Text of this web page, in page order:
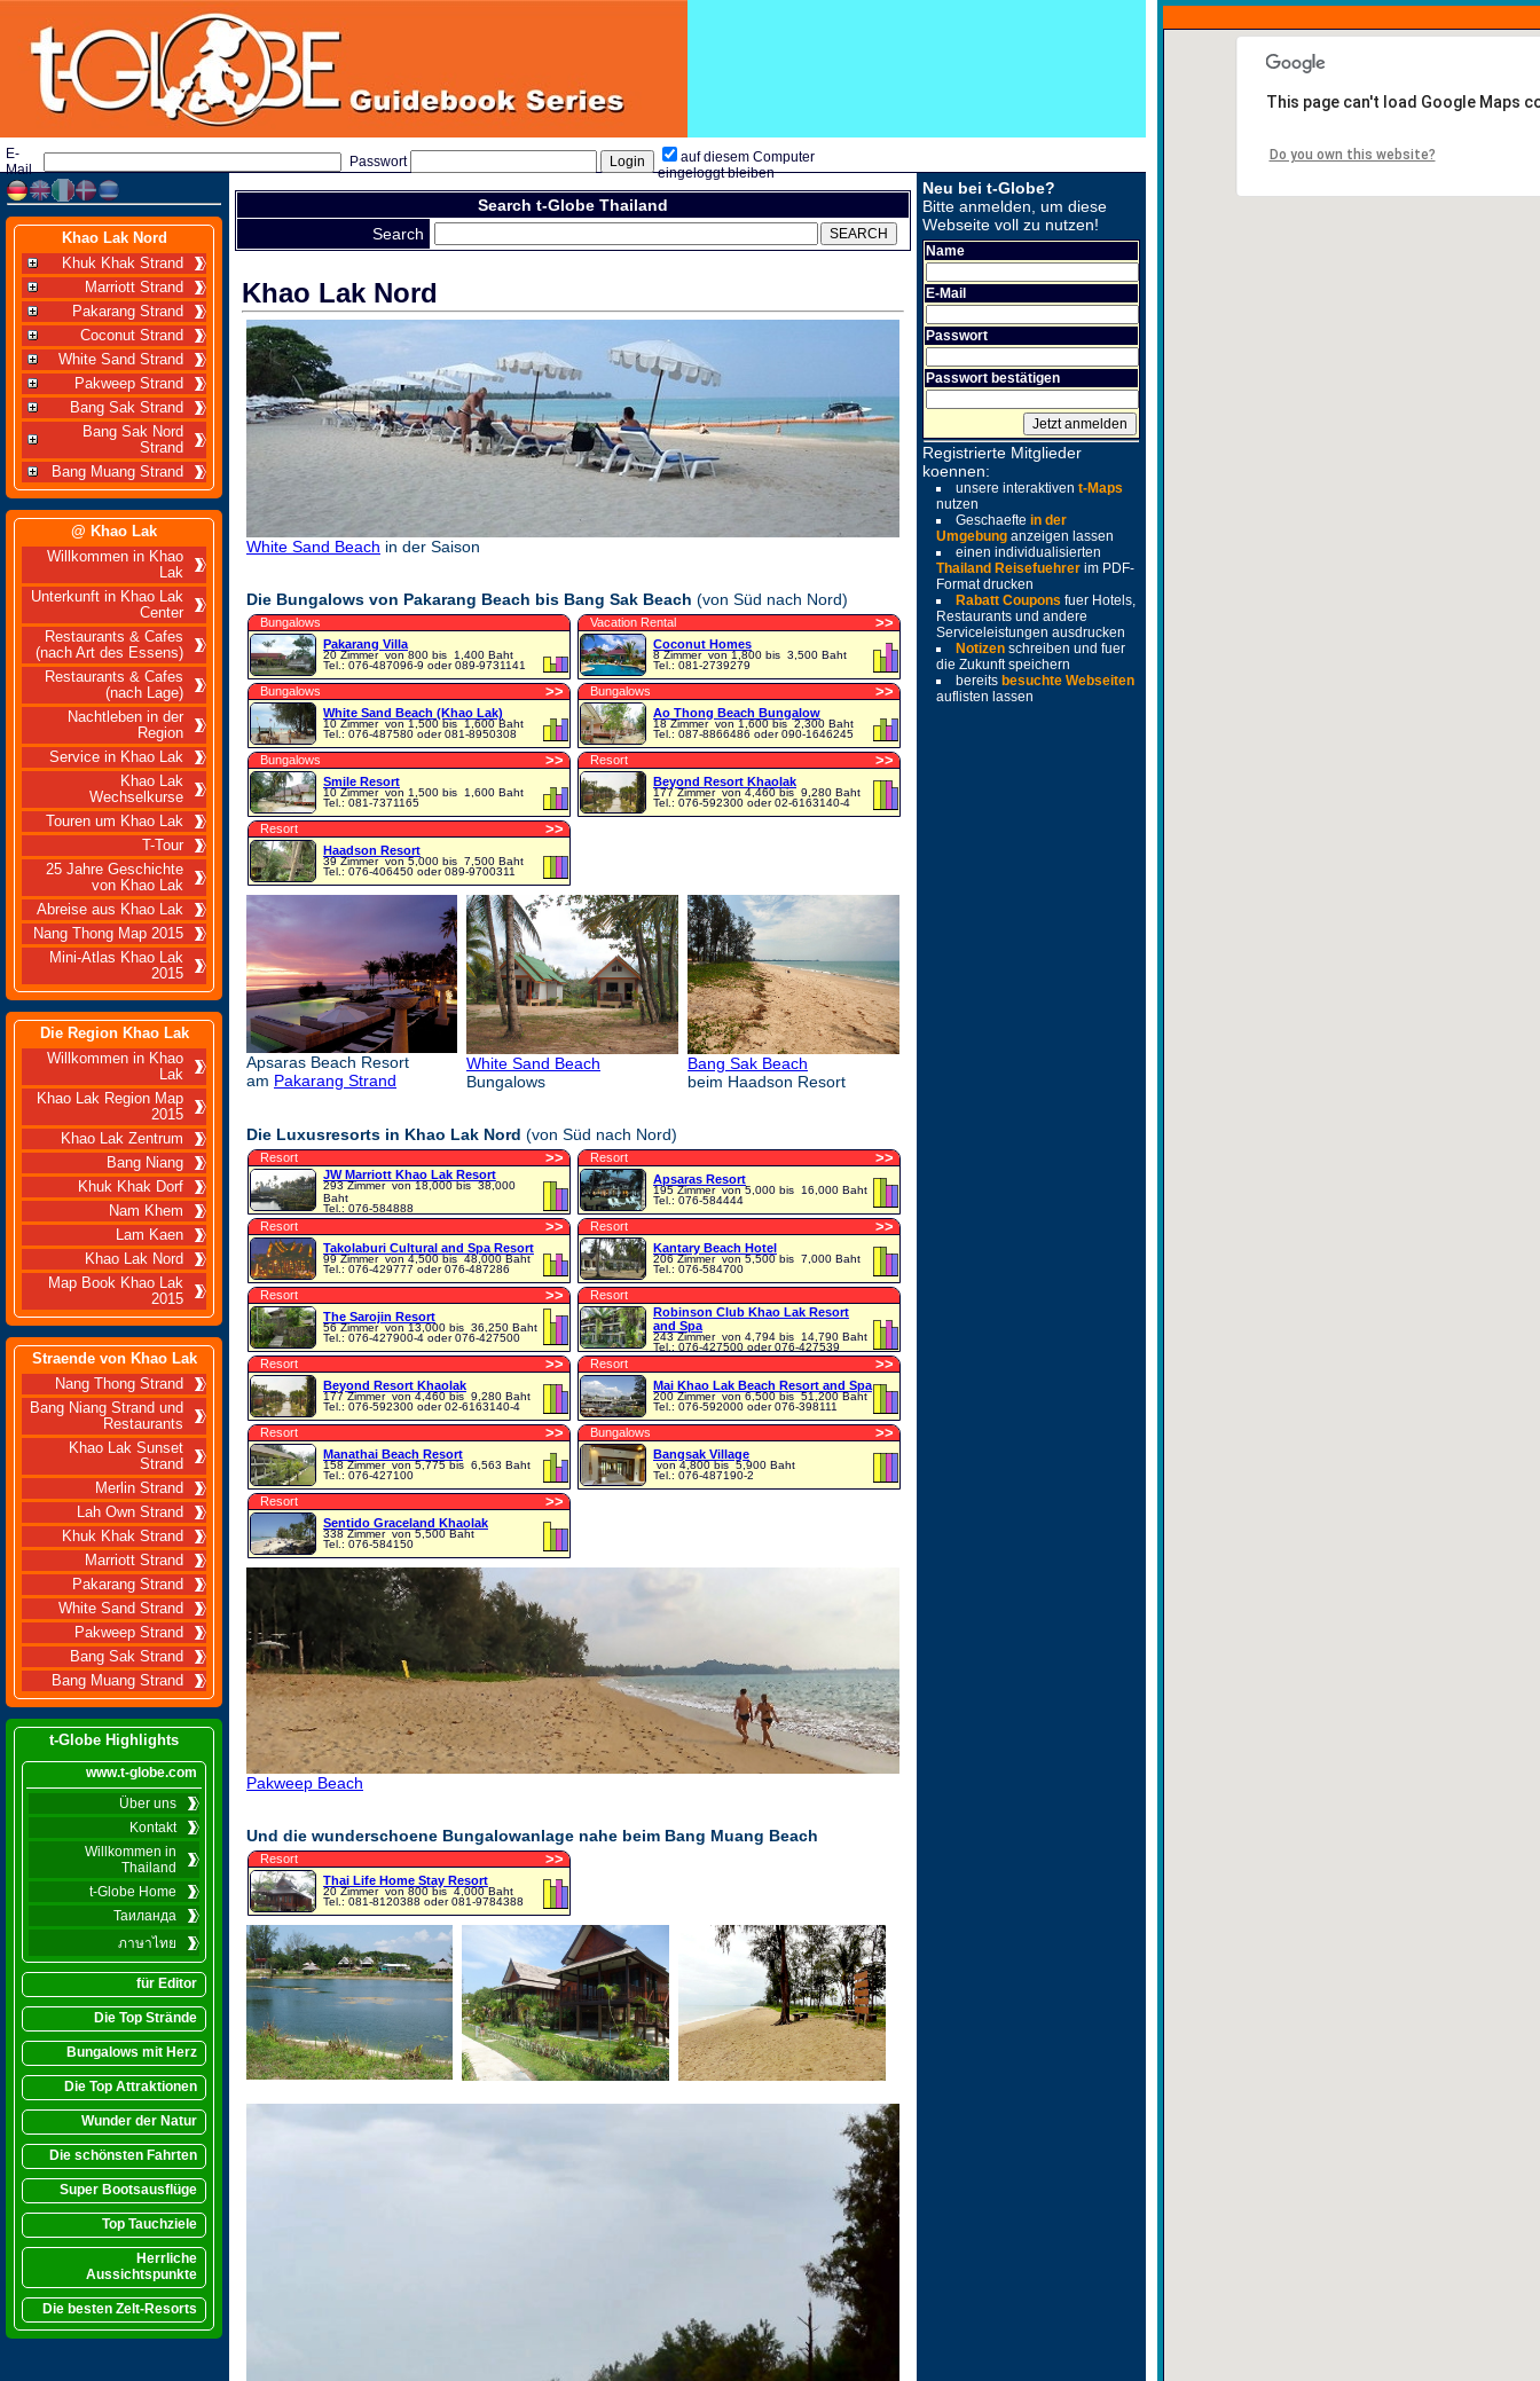
E-
Mail
Passwort
auf diesem Computer
eingeloggt bleiben
Khao Lak Nord
Khuk Khak Strand
Marriott Strand
Pakarang Strand
Coconut Strand
White Sand Strand
Pakweep Strand
Bang Sak Strand
Bang Sak Nord
Strand
Bang Muang Strand
@ Khao Lak
Willkommen in Khao
Lak
Unterkunft in Khao Lak
Center
Restaurants & Cafes
(nach Art des Essens)
Restaurants & Cafes
(nach Lage)
Nachtleben in der
Region
Service in Khao Lak
Khao Lak
Wechselkurse
Touren um Khao Lak
T-Tour
25 Jahre Geschichte
von Khao Lak
Abreise aus Khao Lak
Nang Thong Map 2015
Mini-Atlas Khao Lak
2015
Die Region Khao Lak
Willkommen in Khao
Lak
Khao Lak Region Map
2015
Khao Lak Zentrum
Bang Niang
Khuk Khak Dorf
Nam Khem
Lam Kaen
Khao Lak Nord
Map Book Khao Lak
2015
Straende von Khao Lak
Nang Thong Strand
Bang Niang Strand und
Restaurants
Khao Lak Sunset
Strand
Merlin Strand
Lah Own Strand
Khuk Khak Strand
Marriott Strand
Pakarang Strand
White Sand Strand
Pakweep Strand
Bang Sak Strand
Bang Muang Strand
t-Globe Highlights
www.t-globe.com
Über uns
Kontakt
Willkommen in
Thailand
t-Globe Home
Таиланда
ภาษาไทย
für Editor
Die Top Strände
Bungalows mit Herz
Die Top Attraktionen
Wunder der Natur
Die schönsten Fahrten
Super Bootsausflüge
Top Tauchziele
Herrliche
Aussichtspunkte
Die besten Zelt-Resorts
Search t-Globe Thailand
Search
Khao Lak Nord
White Sand Beach in der Saison
Die Bungalows von Pakarang Beach bis Bang Sak Beach (von Süd nach Nord)
Bungalows
Pakarang Villa
20 Zimmervon 800 bis 1,400 Baht
Tel.: 076-487096-9 oder 089-9731141
Vacation Rental >>
Coconut Homes
8 Zimmervon 1,800 bis 3,500 Baht
Tel.: 081-2739279
Bungalows >>
White Sand Beach (Khao Lak)
10 Zimmervon 1,500 bis 1,600 Baht
Tel.: 076-487580 oder 081-8950308
Bungalows >>
Ao Thong Beach Bungalow
18 Zimmervon 1,600 bis 2,300 Baht
Tel.: 087-8866486 oder 090-1646245
Bungalows >>
Smile Resort
10 Zimmervon 1,500 bis 1,600 Baht
Tel.: 081-7371165
Resort >>
Beyond Resort Khaolak
177 Zimmervon 4,460 bis 9,280 Baht
Tel.: 076-592300 oder 02-6163140-4
Resort >>
Haadson Resort
39 Zimmervon 5,000 bis 7,500 Baht
Tel.: 076-406450 oder 089-9700311
Apsaras Beach Resort
am Pakarang Strand
White Sand Beach
Bungalows
Bang Sak Beach
beim Haadson Resort
Die Luxusresorts in Khao Lak Nord (von Süd nach Nord)
Resort >>
JW Marriott Khao Lak Resort
293 Zimmervon 18,000 bis 38,000
Baht
Tel.: 076-584888
Resort >>
Apsaras Resort
195 Zimmervon 5,000 bis 16,000 Baht
Tel.: 076-584444
Resort >>
Takolaburi Cultural and Spa Resort
99 Zimmervon 4,500 bis 48,000 Baht
Tel.: 076-429777 oder 076-487286
Resort >>
Kantary Beach Hotel
206 Zimmervon 5,500 bis 7,000 Baht
Tel.: 076-584700
Resort >>
The Sarojin Resort
56 Zimmervon 13,000 bis 36,250 Baht
Tel.: 076-427900-4 oder 076-427500
Resort
Robinson Club Khao Lak Resort
and Spa
243 Zimmer von 4,794 bis 14,790 Baht
Tel.: 076-427500 oder 076-427539
Resort >>
Beyond Resort Khaolak
177 Zimmervon 4,460 bis 9,280 Baht
Tel.: 076-592300 oder 02-6163140-4
Resort >>
Mai Khao Lak Beach Resort and Spa
200 Zimmervon 6,500 bis 51,200 Baht
Tel.: 076-592000 oder 076-398111
Resort >>
Manathai Beach Resort
158 Zimmervon 5,775 bis 6,563 Baht
Tel.: 076-427100
Bungalows >>
Bangsak Village
von 4,800 bis 5,900 Baht
Tel.: 076-487190-2
Resort >>
Sentido Graceland Khaolak
338 Zimmervon 5,500 Baht
Tel.: 076-584150
Pakweep Beach
Und die wunderschoene Bungalowanlage nahe beim Bang Muang Beach
Resort >>
Thai Life Home Stay Resort
20 Zimmervon 800 bis 4,000 Baht
Tel.: 081-8120388 oder 081-9784388
Neu bei t-Globe?
Bitte anmelden, um diese
Webseite voll zu nutzen!
Name
E-Mail
Passwort
Passwort bestätigen
Registrierte Mitglieder
koennen:
unsere interaktiven t-Maps
nutzen
Geschaefte in der
Umgebung anzeigen lassen
einen individualisierten
Thailand Reisefuehrer im PDF-
Format drucken
Rabatt Coupons fuer Hotels,
Restaurants und andere
Serviceleistungen ausdrucken
Notizen schreiben und fuer
die Zukunft speichern
bereits besuchte Webseiten
auflisten lassen
This page can't load Google Maps
Do you own this website?